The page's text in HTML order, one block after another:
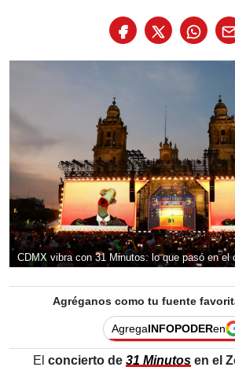
CDMX vibra con 31 Minutos: lo que pasó en el
Agréganos como tu fuente
AgregaINFOPODERen
El concierto de 31 Minutos en el